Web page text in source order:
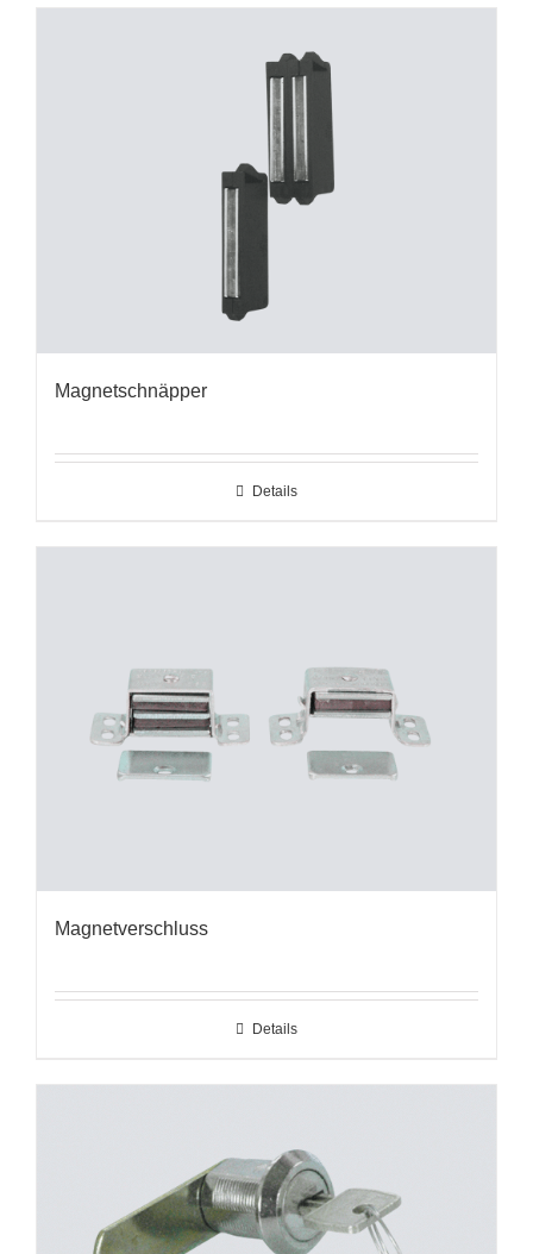
Magnetschnäpper
Details
Magnetverschluss
Details